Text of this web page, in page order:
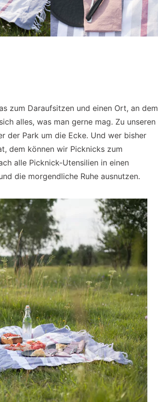
zum Daraufsitzen und einen Ort, an dem
alles, was man gerne mag. Zu unseren
der Park um die Ecke. Und wer bisher
dem können wir Picknicks zum
alle Picknick-Utensilien in einen
die morgendliche Ruhe ausnutzen.